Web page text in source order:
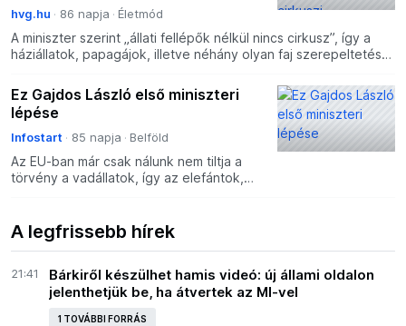
hvg.hu 86 napja Életmód
A miniszter szerint „állati fellépők nélkül nincs cirkusz”, így a
háziállatok, papagájok, illetve néhány olyan faj szerepeltetése
Ez Gajdos László első miniszteri
lépése
Infostart 85 napja Belföld
Az EU-ban már csak nálunk nem tiltja a
törvény a vadállatok, így az elefántok,
társulatok is kihasználták
A legfrissebb hírek
21:41
Bárkiről készülhet hamis videó: új állami oldalon
jelenthetjük be, ha átvertek az MI-vel
1 TOVÁBBI FORRÁS